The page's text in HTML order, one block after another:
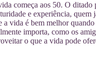
começa aos 50. O ditado
e experiência, quem
a vida é bem melhor
importa, como os
o que a vida pode